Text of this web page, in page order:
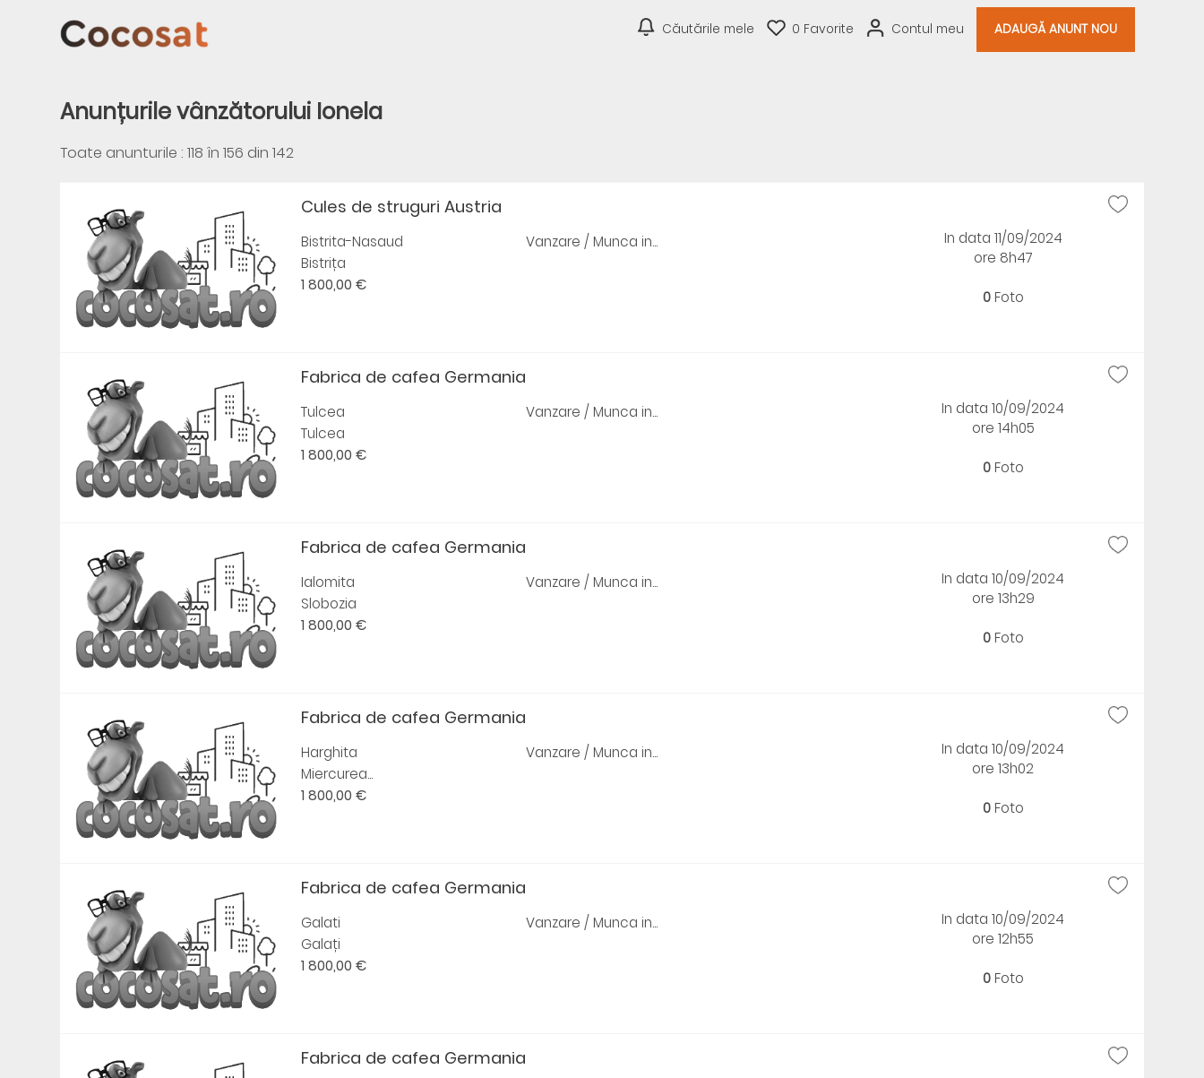
Căutările mele 0 Favorite Contul meu ADAUGĂ ANUNT NOU
Anunțurile vânzătorului Ionela
Toate anunturile : 118 în156 din142
Cules de struguri Austria
Bistrita-Nasaud
Bistrița
1 800,00 €
Vanzare / Munca in...
In data 11/09/2024
ore 8h47
0Foto
Fabrica de cafea Germania
Tulcea
Tulcea
1 800,00 €
Vanzare / Munca in...
In data 10/09/2024
ore 14h05
0Foto
Fabrica de cafea Germania
Ialomita
Slobozia
1 800,00 €
Vanzare / Munca in...
In data 10/09/2024
ore 13h29
0Foto
Fabrica de cafea Germania
Harghita
Miercurea...
1 800,00 €
Vanzare / Munca in...
In data 10/09/2024
ore 13h02
0Foto
Fabrica de cafea Germania
Galati
Galați
1 800,00 €
Vanzare / Munca in...
In data 10/09/2024
ore 12h55
0Foto
Fabrica de cafea Germania